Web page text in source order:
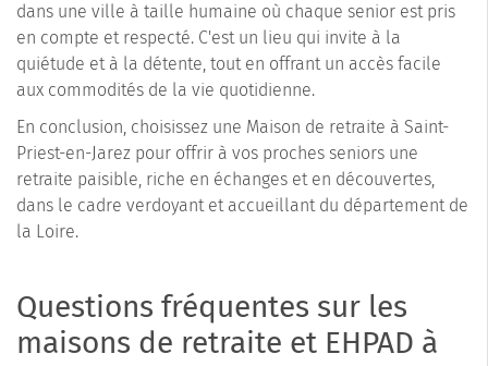
dans une ville à taille humaine où chaque senior est pris
en compte et respecté. C'est un lieu qui invite à la
quiétude et à la détente, tout en offrant un accès facile
aux commodités de la vie quotidienne.
En conclusion, choisissez une Maison de retraite à Saint-
Priest-en-Jarez pour offrir à vos proches seniors une
retraite paisible, riche en échanges et en découvertes,
dans le cadre verdoyant et accueillant du département de
la Loire.
Questions fréquentes sur les
maisons de retraite et EHPAD à